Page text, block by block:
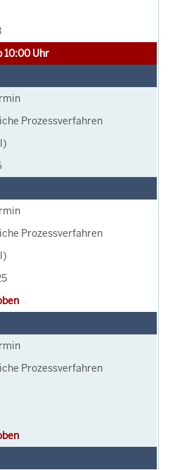
10:00 Uhr
Prozessverfahren
Prozessverfahren
Prozessverfahren